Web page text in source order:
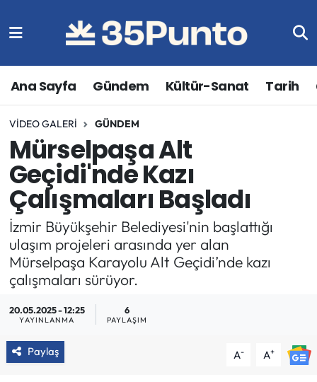
Ana Sayfa Gündem Kültür-Sanat Tarih
VIDEO GALERI GÜNDEM
Mürselpaşa Alt
Geçidi'nde Kazı
Çalışmaları Başladı
İzmir Büyükşehir Belediyesi'nin başlattığı
ulaşım projeleri arasında yer alan
Mürselpaşa Karayolu Alt Geçidi’nde kazı
çalışmaları sürüyor.
20.05.2025 - 12:25
YAYINLANMA
6
PAYLAŞIM
Paylaş A- A+